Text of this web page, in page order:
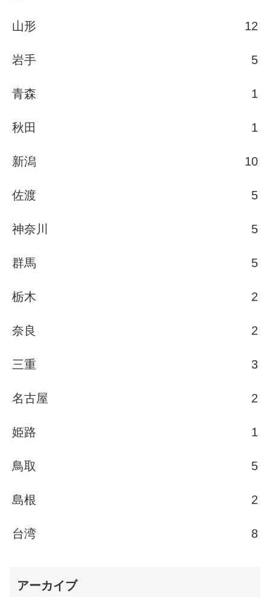
山形 12
岩手 5
青森 1
秋田 1
新潟 10
佐渡 5
神奈川 5
群馬 5
栃木 2
奈良 2
三重 3
名古屋 2
姫路 1
鳥取 5
島根 2
台湾 8
アーカイブ